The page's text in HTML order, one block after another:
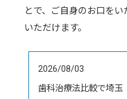
とで、ご自身のお口を
いただけます。
2026/08/03
歯科治療法比較で埼玉